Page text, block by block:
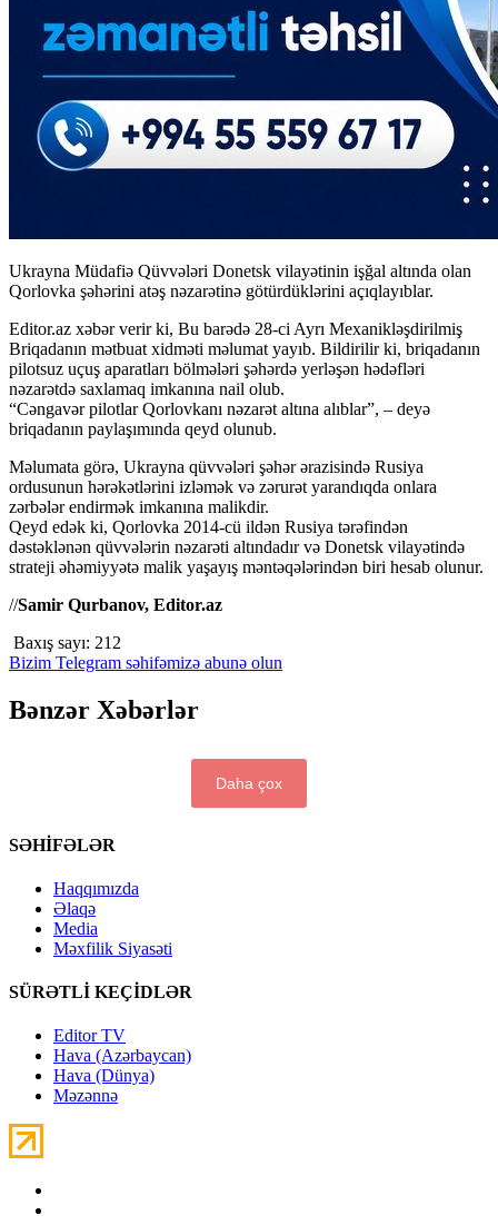
Ukrayna Müdafiə Qüvvələri Donetsk vilayətinin işğal altında olan
Qorlovka şəhərini atəş nəzarətinə götürdüklərini açıqlayıblar.
Editor.az xəbər verir ki, Bu barədə 28-ci Ayrı Mexanikləşdirilmiş
Briqadanın mətbuat xidməti məlumat yayıb. Bildirilir ki, briqadanın
pilotsuz uçuş aparatları bölmələri şəhərdə yerləşən hədəfləri
nəzarətdə saxlamaq imkanına nail olub.
“Cəngavər pilotlar Qorlovkanı nəzarət altına alıblar”, – deyə
briqadanın paylaşımında qeyd olunub.
Məlumata görə, Ukrayna qüvvələri şəhər ərazisində Rusiya
ordusunun hərəkətlərini izləmək və zərurət yarandıqda onlara
zərbələr endirmək imkanına malikdir.
Qeyd edək ki, Qorlovka 2014-cü ildən Rusiya tərəfindən
dəstəklənən qüvvələrin nəzarəti altındadır və Donetsk vilayətində
strateji əhəmiyyətə malik yaşayış məntəqələrindən biri hesab olunur.
//Samir Qurbanov, Editor.az
Baxış sayı: 212
Bizim Telegram səhifəmizə abunə olun
Bənzər Xəbərlər
Daha çox
SƏHİFƏLƏR
Haqqımızda
Əlaqə
Media
Məxfilik Siyasəti
SÜRƏTLİ KEÇİDLƏR
Editor TV
Hava (Azərbaycan)
Hava (Dünya)
Məzənnə